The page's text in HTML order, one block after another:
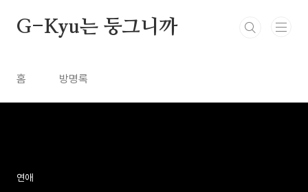
G-Kyu는 둥그니까
홈 방명록
연애